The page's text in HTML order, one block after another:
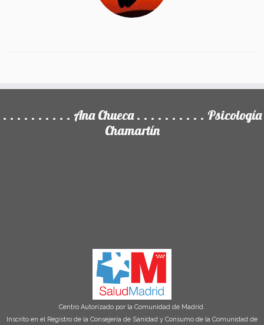
. . . . . . . . . . Ana Chueca . . . . . . . . . . Psicología
Chamartín
Centro Autorizado por la Comunidad de Madrid.
Inscrito en el Registro de la Consejería de Sanidad y Consumo de la Comunidad de